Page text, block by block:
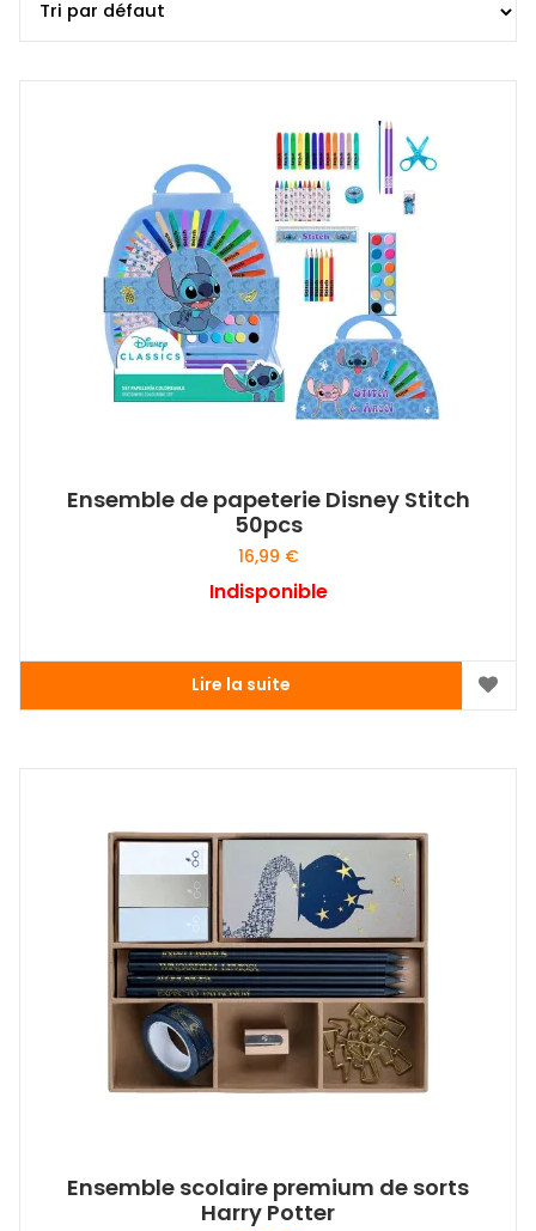
Ensemble de papeterie Disney Stitch
50pcs
16,99 €
Indisponible
Lire la suite
Ensemble scolaire premium de sorts
Harry Potter